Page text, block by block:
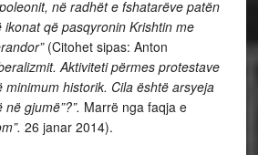
në radhët e fshatarëve patën
që pasqyronin Krishtin me
(Citohet sipas: Anton
Aktiviteti përmes protestave
minimum historik. Cila është arsyeja
gjumë”?”. Marrë nga faqja e
26 janar 2014).